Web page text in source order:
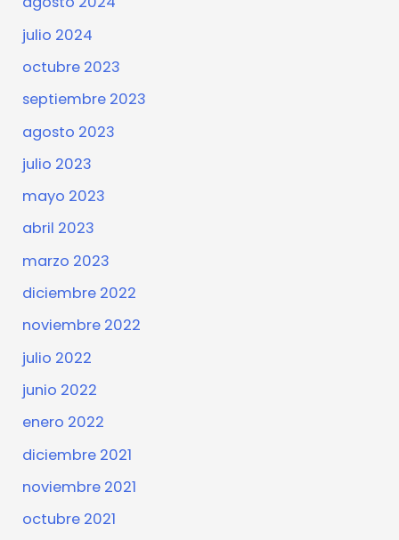
julio 2024
octubre 2023
septiembre 2023
agosto 2023
julio 2023
mayo 2023
abril 2023
marzo 2023
diciembre 2022
noviembre 2022
julio 2022
junio 2022
enero 2022
diciembre 2021
noviembre 2021
octubre 2021